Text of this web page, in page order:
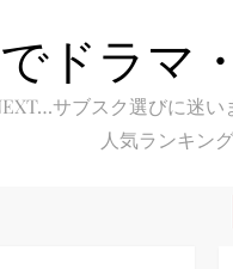
ドラマ
サブスク選びに迷い
人気ランキン